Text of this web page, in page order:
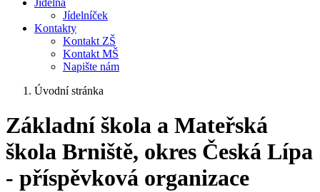
Jídelna
Jídelníček
Kontakty
Kontakt ZŠ
Kontakt MŠ
Napište nám
Úvodní stránka
Základní škola a Mateřská
škola Brniště, okres Česká Lípa
- příspěvková organizace